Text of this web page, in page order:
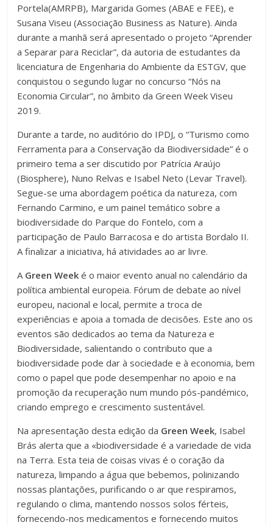
Portela(AMRPB), Margarida Gomes (ABAE e FEE), e
Susana Viseu (Associação Business as Nature). Ainda
durante a manhã será apresentado o projeto “Aprender
a Separar para Reciclar”, da autoria de estudantes da
licenciatura de Engenharia do Ambiente da ESTGV, que
conquistou o segundo lugar no concurso “Nós na
Economia Circular”, no âmbito da Green Week Viseu
2019.
Durante a tarde, no auditório do IPDJ, o “Turismo como
Ferramenta para a Conservação da Biodiversidade” é o
primeiro tema a ser discutido por Patrícia Araújo
(Biosphere), Nuno Relvas e Isabel Neto (Levar Travel).
Segue-se uma abordagem poética da natureza, com
Fernando Carmino, e um painel temático sobre a
biodiversidade do Parque do Fontelo, com a
participação de Paulo Barracosa e do artista Bordalo II.
A finalizar a iniciativa, há atividades ao ar livre.
A Green Week é o maior evento anual no calendário da
política ambiental europeia. Fórum de debate ao nível
europeu, nacional e local, permite a troca de
experiências e apoia a tomada de decisões. Este ano os
eventos são dedicados ao tema da Natureza e
Biodiversidade, salientando o contributo que a
biodiversidade pode dar à sociedade e à economia, bem
como o papel que pode desempenhar no apoio e na
promoção da recuperação num mundo pós-pandémico,
criando emprego e crescimento sustentável.
Na apresentação desta edição da Green Week, Isabel
Brás alerta que a «biodiversidade é a variedade de vida
na Terra. Esta teia de coisas vivas é o coração da
natureza, limpando a água que bebemos, polinizando
nossas plantações, purificando o ar que respiramos,
regulando o clima, mantendo nossos solos férteis,
fornecendo-nos medicamentos e fornecendo muitos